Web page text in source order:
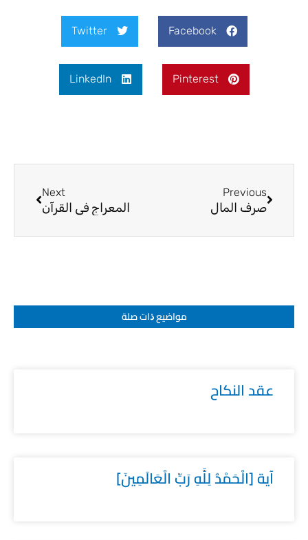
Facebook
Twitter
Pinterest
LinkedIn
Previous
صرف المال
Next
المعراج في القرآن
مواضيع ﺫات صلة
عقد النكاح
آية [الْحَمْدُ لِلَّهِ رَبِّ الْعَالَمِينَ]